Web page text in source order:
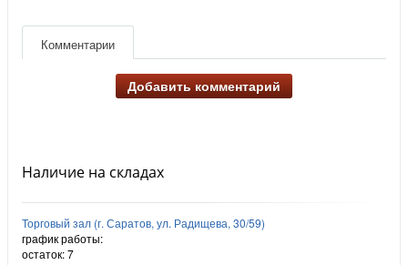
Комментарии
Добавить комментарий
Наличие на складах
Торговый зал (г. Саратов, ул. Радищева, 30/59)
график работы:
остаток:7